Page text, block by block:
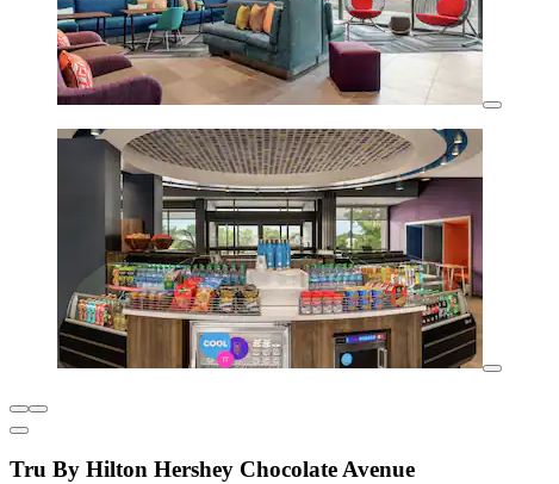
Tru By Hilton Hershey Chocolate Avenue